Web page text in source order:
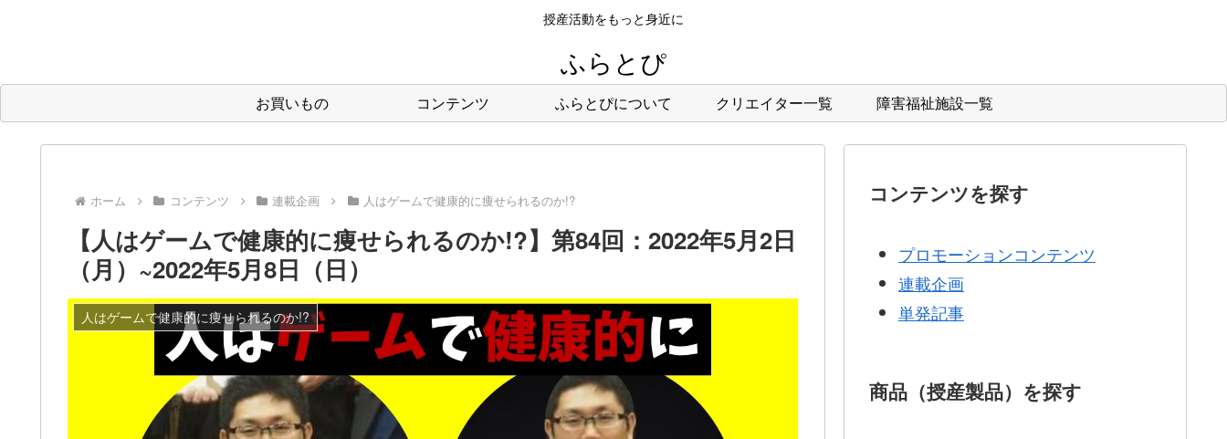
授産活動をもっと身近に
ふらとぴ
お買いもの コンテンツ ふらとぴについて クリエイター一覧 障害福祉施設一覧
ホーム コンテンツ 連載企画 人はゲームで健康的に痩せられるのか!?
【人はゲームで健康的に痩せられるのか!?】第84回：2022年5月2日
（月）~2022年5月8日（日）
人はゲームで健康的に痩せられるのか!?
コンテンツを探す
プロモーションコンテンツ
連載企画
単発記事
商品（授産製品）を探す